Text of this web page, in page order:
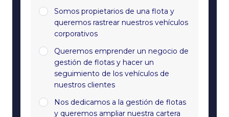
Somos propietarios de una flota y
queremos rastrear nuestros vehículos
corporativos
Queremos emprender un negocio de
gestión de flotas y hacer un
seguimiento de los vehículos de
nuestros clientes
Nos dedicamos a la gestión de flotas
y queremos ampliar nuestra cartera